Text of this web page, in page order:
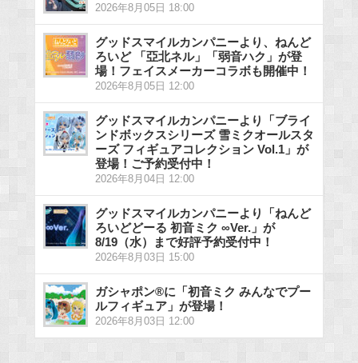
2026年8月05日 18:00
グッドスマイルカンパニーより、ねんど
ろいど 「亞北ネル」「弱音ハク」が登
場！フェイスメーカーコラボも開催中！
2026年8月05日 12:00
グッドスマイルカンパニーより「ブライ
ンドボックスシリーズ 雪ミクオールスタ
ーズ フィギュアコレクション Vol.1」が
登場！ご予約受付中！
2026年8月04日 12:00
グッドスマイルカンパニーより「ねんど
ろいどどーる 初音ミク ∞Ver.」が
8/19（水）まで好評予約受付中！
2026年8月03日 15:00
ガシャポン®に「初音ミク みんなでプー
ルフィギュア」が登場！
2026年8月03日 12:00